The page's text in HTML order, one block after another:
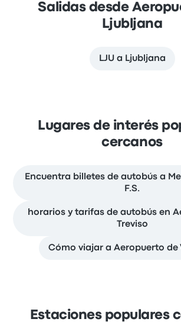
Salidas desde
Ljubljana
LJU a Ljubljana
Lugares de interés
cercanos
Encuentra billetes de autobús a
F.S.
horarios y tarifas de autobús en
Treviso
Cómo viajar a Aeropuerto de
Estaciones populares